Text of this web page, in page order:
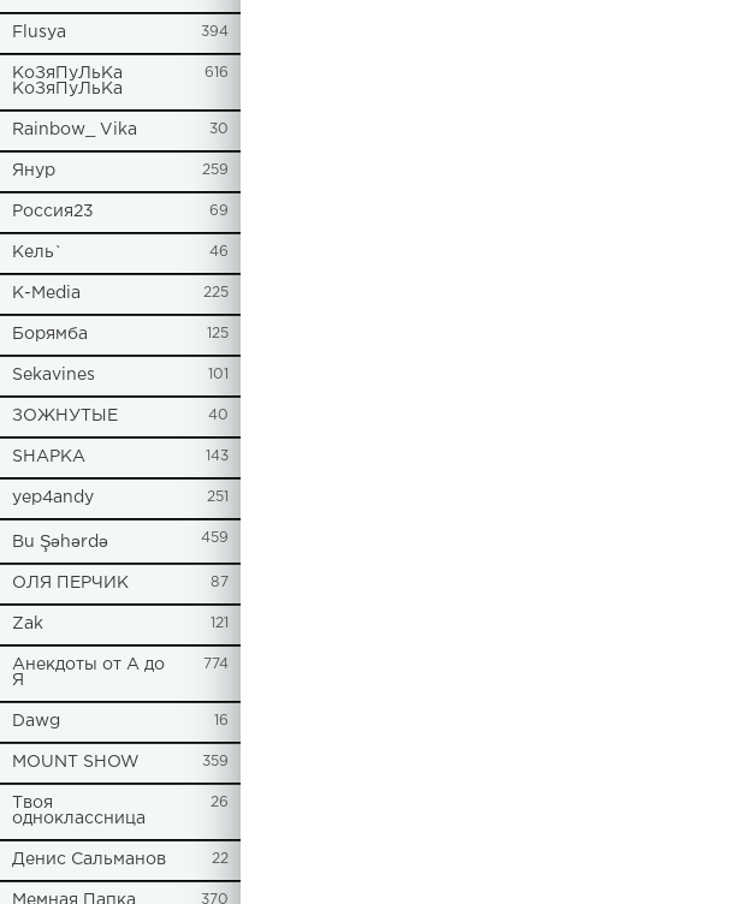
Flusya 394
КоЗяПуЛьКа
КоЗяПуЛьКа
616
Rainbow_ Vika 30
Янур 259
Россия23 69
Кель` 46
К-Media 225
Борямба 125
Sekavines 101
ЗОЖНУТЫЕ 40
SHAPKA 143
yep4andy 251
Bu Şəhərdə 459
ОЛЯ ПЕРЧИК 87
Zak 121
Анекдоты от А до
Я
774
Dawg 16
MOUNT SHOW 359
Твоя
одноклассница
26
Денис Сальманов 22
Мемная Папка 370